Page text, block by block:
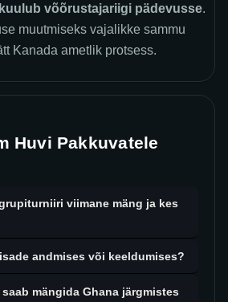
võõrustajariigi pädevusse.
muutmiseks vajalikke sammu
Kanada ametlik protsess.
Huvi Pakkuvatele
viimane mäng ja kes
andmises või keeldumises?
mängida Ghana järgmistes